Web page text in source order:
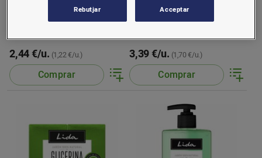
La toja pastilles
hidrotermal 2u
2 u.
2,44 €/u. (1,22 €/u.)
Comprar
Lida pastilles glicerina
2 u.
3,39 €/u. (1,70 €/u.)
Comprar
Rebutjar Acceptar